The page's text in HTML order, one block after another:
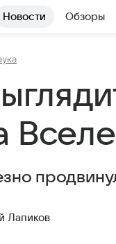
Новости Обзоры
Лапиков